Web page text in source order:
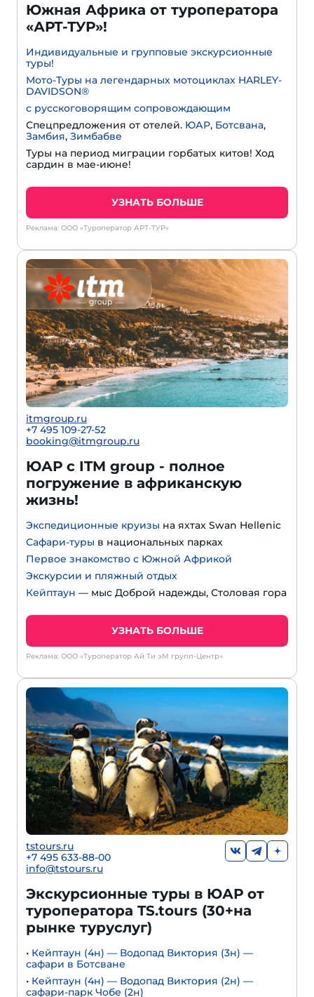
Южная Африка от туроператора
«АРТ-ТУР»!
Индивидуальные и групповые экскурсионные
туры!
Мото-Туры на легендарных мотоциклах HARLEY-
DAVIDSON®
с русскоговорящим сопровождающим
Спецпредложения от отелей. ЮАР, Ботсвана,
Замбия, Зимбабве
Туры на период миграции горбатых китов! Ход
сардин в мае-июне!
УЗНАТЬ БОЛЬШЕ
Реклама: ООО «Туроператор АРТ-ТУР»
itmgroup.ru
+7 495 109-27-52
booking@itmgroup.ru
ЮАР с ITM group - полное
погружение в африканскую
жизнь!
Экспедиционные круизы на яхтах Swan Hellenic
Сафари-туры в национальных парках
Первое знакомство с Южной Африкой
Экскурсии и пляжный отдых
Кейптаун — мыс Доброй надежды, Столовая гора
УЗНАТЬ БОЛЬШЕ
Реклама: ООО «Туроператор Ай Ти эМ групп-Центр»
tstours.ru
+7 495 633-88-00
info@tstours.ru
Экскурсионные туры в ЮАР от
туроператора TS.tours (30+на
рынке туруслуг)
• Кейптаун (4н) — Водопад Виктория (3н) —
сафари в Ботсване
• Кейптаун (4н) — Водопад Виктория (2н) —
сафари-парк Чобе (2н)